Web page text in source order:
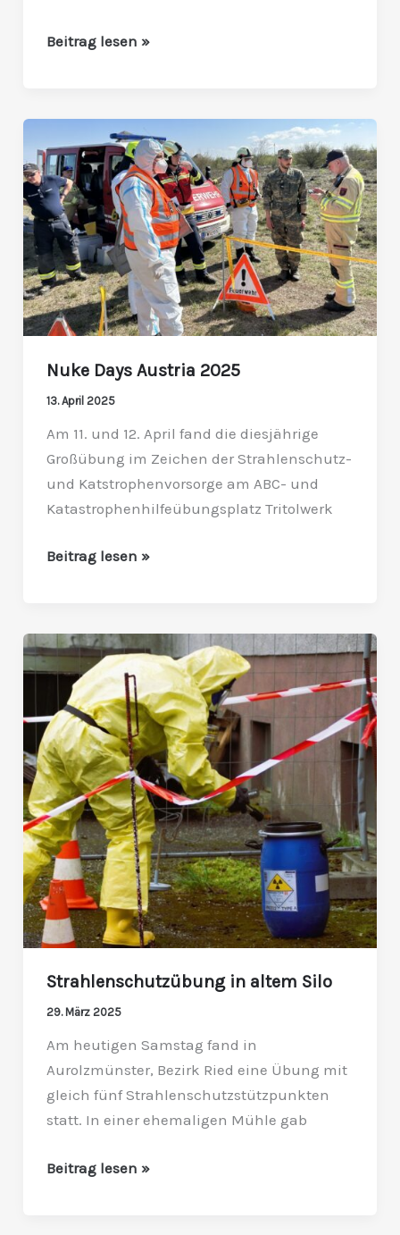
Beitrag lesen »
Nuke Days Austria 2025
13. April 2025
Am 11. und 12. April fand die diesjährige
Großübung im Zeichen der Strahlenschutz-
und Katstrophenvorsorge am ABC- und
Katastrophenhilfeübungsplatz Tritolwerk
Days
Austria
2025
Beitrag lesen »
Strahlenschutzübung in altem Silo
29. März 2025
Am heutigen Samstag fand in
Aurolzmünster, Bezirk Ried eine Übung mit
gleich fünf Strahlenschutzstützpunkten
statt. In einer ehemaligen Mühle gab
Strahlenschutzübung
in
altem
Silo
Beitrag lesen »